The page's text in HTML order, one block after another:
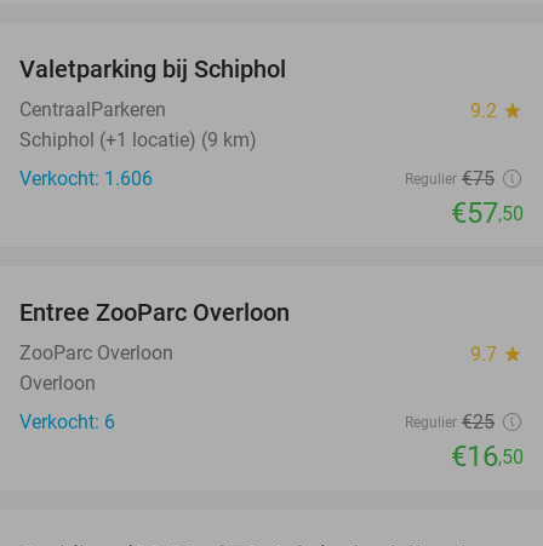
Valetparking bij Schiphol
CentraalParkeren 9.2 star
Schiphol (+1 locatie) (9 km)
Verkocht: 1.606
Regulier €75
€57,50
TODAY
Entree ZooParc Overloon
ZooParc Overloon 9.7 star
Overloon
Verkocht: 6
Regulier €25
€16,50